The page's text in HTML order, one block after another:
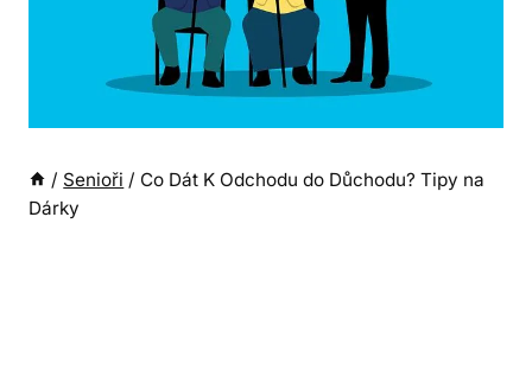
/ Senioři / Co Dát K Odchodu do Důchodu? Tipy na
Dárky